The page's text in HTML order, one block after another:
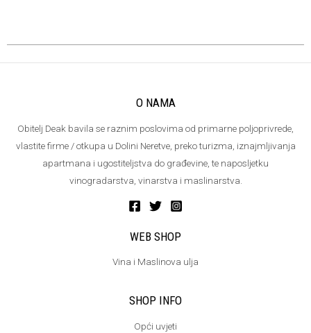
O NAMA
Obitelj Deak bavila se raznim poslovima od primarne poljoprivrede,
vlastite firme / otkupa u Dolini Neretve, preko turizma, iznajmljivanja
apartmana i ugostiteljstva do građevine, te naposljetku
vinogradarstva, vinarstva i maslinarstva.
WEB SHOP
Vina i Maslinova ulja
SHOP INFO
Opći uvjeti